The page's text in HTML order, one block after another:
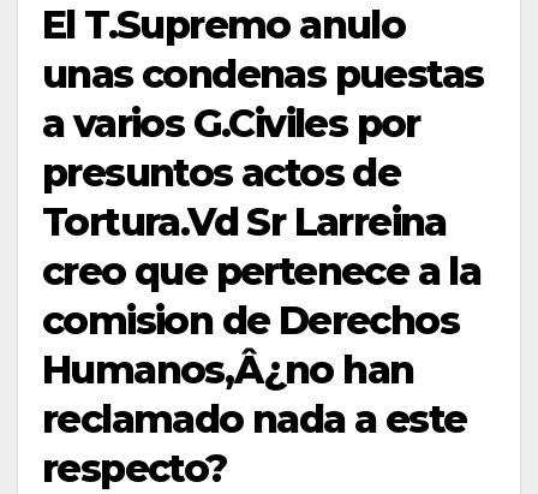
El T.Supremo anulo
unas condenas puestas
a varios G.Civiles por
presuntos actos de
Tortura.Vd Sr Larreina
creo que pertenece a la
comision de Derechos
Humanos,Â¿no han
reclamado nada a este
respecto?